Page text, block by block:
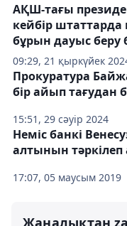
09:29, 21 қыркүйек
АҚШ-тағы
кейбір штаттарда
бұрын дауыс беру
15:51, 29 сәуір 2024
Прокуратура
бір айып тағудан
17:07, 05 маусым 2019
Неміс банкі
алтынын
Жаңалықтан